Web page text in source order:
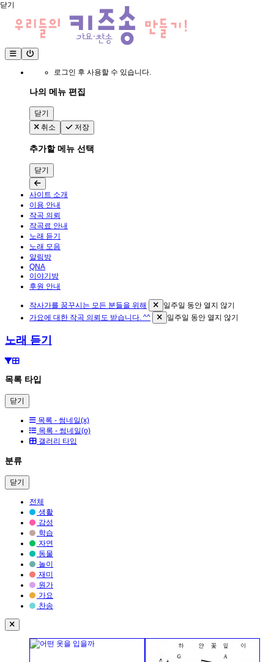
로그인 후 사용할 수 있습니다.
나의 메뉴 편집
닫기
취소
저장
추가할 메뉴 선택
닫기
사이트 소개
이용 안내
작곡 의뢰
작곡료 안내
노래 듣기
노래 모음
알림방
QNA
이야기방
후원 안내
작사가를 꿈꾸시는 모든 분들을 위해
일주일 동안 열지 않기
가요에 대한 작곡 의뢰도 받습니다. ^^
일주일 동안 열지 않기
노래 듣기
목록 타입
닫기
목록 - 썸네일(x)
목록 - 썸네일(o)
갤러리 타입
분류
닫기
전체
생활
감성
학습
자연
동물
놀이
재미
원가
가요
찬송
닫기